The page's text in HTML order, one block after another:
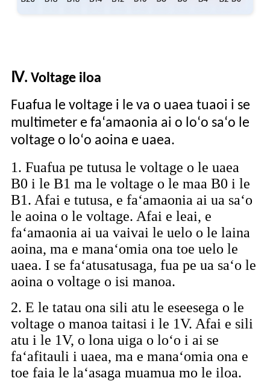
Ⅳ. Voltage iloa
Fuafua le voltage i le va o uaea tuaoi i se
multimeter e faʻamaonia ai o loʻo saʻo le
voltage o loʻo aoina e uaea.
1. Fuafua pe tutusa le voltage o le uaea
B0 i le B1 ma le voltage o le maa B0 i le
B1. Afai e tutusa, e faʻamaonia ai ua saʻo
le aoina o le voltage. Afai e leai, e
faʻamaonia ai ua vaivai le uelo o le laina
aoina, ma e manaʻomia ona toe uelo le
uaea. I se faʻatusatusaga, fua pe ua saʻo le
aoina o voltage o isi manoa.
2. E le tatau ona sili atu le eseesega o le
voltage o manoa taitasi i le 1V. Afai e sili
atu i le 1V, o lona uiga o loʻo i ai se
faʻafitauli i uaea, ma e manaʻomia ona e
toe faia le laʻasaga muamua mo le iloa.